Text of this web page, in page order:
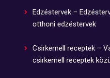
Edzéstervek –
otthoni edzéstervek
Csirkemell receptek –
csirkemell receptek